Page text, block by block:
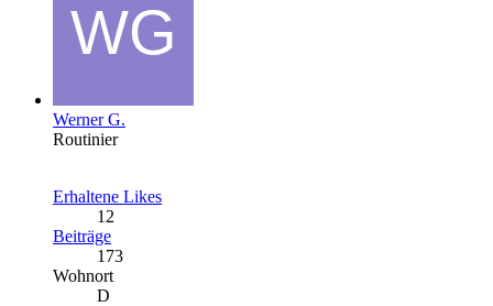
Werner G.
Routinier
Erhaltene Likes
12
Beiträge
173
Wohnort
D